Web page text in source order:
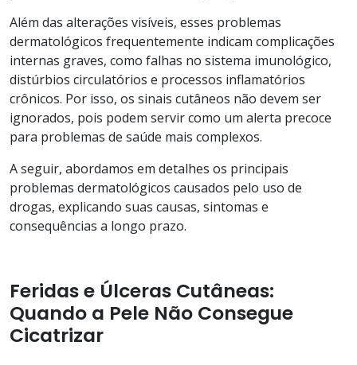
Além das alterações visíveis, esses problemas
dermatológicos frequentemente indicam complicações
internas graves, como falhas no sistema imunológico,
distúrbios circulatórios e processos inflamatórios
crônicos. Por isso, os sinais cutâneos não devem ser
ignorados, pois podem servir como um alerta precoce
para problemas de saúde mais complexos.
A seguir, abordamos em detalhes os principais
problemas dermatológicos causados pelo uso de
drogas, explicando suas causas, sintomas e
consequências a longo prazo.
Feridas e Úlceras Cutâneas:
Quando a Pele Não Consegue
Cicatrizar